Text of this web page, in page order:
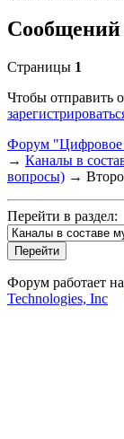
Сообщений
Страницы 1
Чтобы отправить
Форум "Цифровое
→ Каналы в
вопросы) →
Перейти в раздел:
Форум работает на
Technologies, Inc